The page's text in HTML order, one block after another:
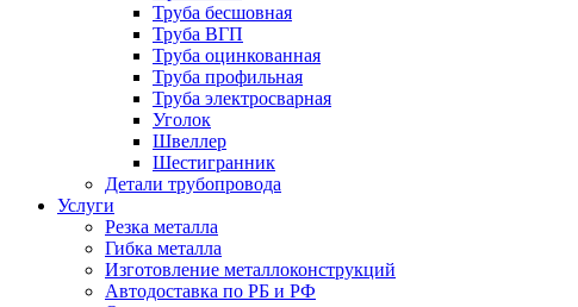
Труба бесшовная
Труба ВГП
Труба оцинкованная
Труба профильная
Труба электросварная
Уголок
Швеллер
Шестигранник
Детали трубопровода
Услуги
Резка металла
Гибка металла
Изготовление металлоконструкций
Автодоставка по РБ и РФ